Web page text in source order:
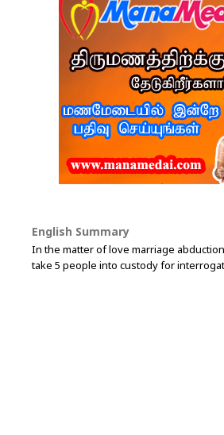
English Summary
In the matter of love marriage
take 5 people into custody for